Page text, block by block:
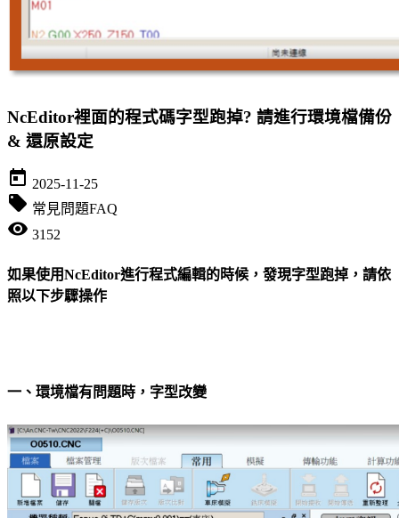
NcEditor裡面的程式碼字型跑掉? 請進行環境檔備份
& 還原設定
today 2025-11-25
local_offer 常見問題FAQ
visibility 3152
如果使用NcEditor進行程式編輯的時候，發現字型跑掉，請依
照以下步驟操作
一、環境檔有問題時，字型改變